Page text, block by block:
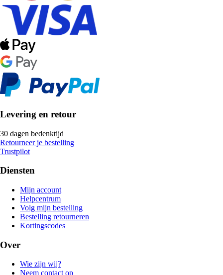
Levering en retour
30 dagen bedenktijd
Retourneer je bestelling
Trustpilot
Diensten
Mijn account
Helpcentrum
Volg mijn bestelling
Bestelling retourneren
Kortingscodes
Over
Wie zijn wij?
Neem contact op